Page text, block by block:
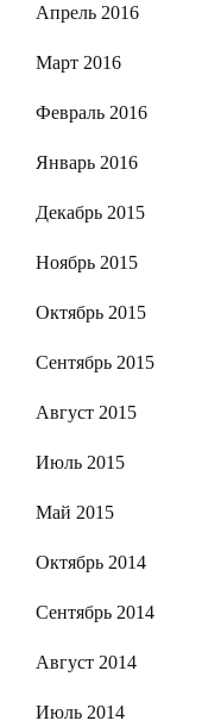
Апрель 2016
Март 2016
Февраль 2016
Январь 2016
Декабрь 2015
Ноябрь 2015
Октябрь 2015
Сентябрь 2015
Август 2015
Июль 2015
Май 2015
Октябрь 2014
Сентябрь 2014
Август 2014
Июль 2014